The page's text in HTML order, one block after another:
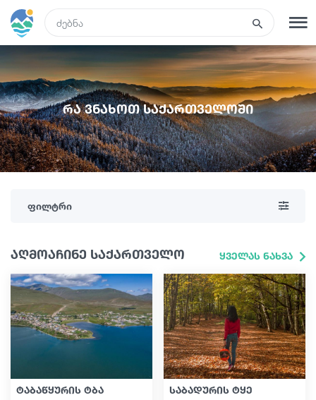
რეგისტრაცია შესვლა
რა ვნახოთ
ტურები
სასტუმროები
კვება და ღვინო
სტატიები
რა ვნახოთ საქართველოში
ფილტრი
აღმოაჩინე საქართველო ყველას ნახვა
ტაბაწყურის ტბა საბადურის ტყე